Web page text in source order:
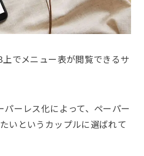
でメニュー表が閲覧できるサ
ーレス化によって、ペーパー
いというカップルに選ばれて